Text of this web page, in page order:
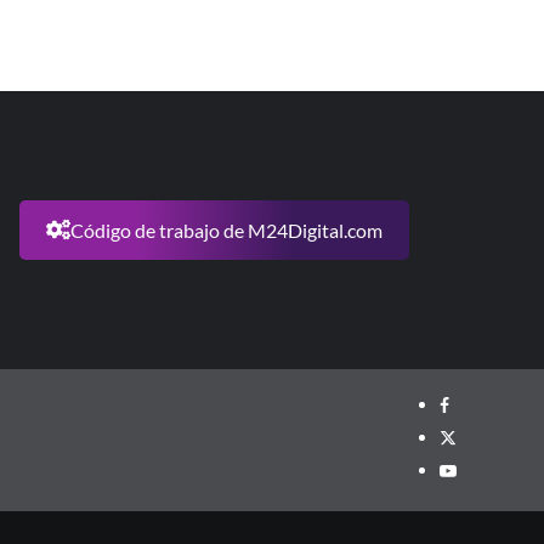
Código de trabajo de M24Digital.com